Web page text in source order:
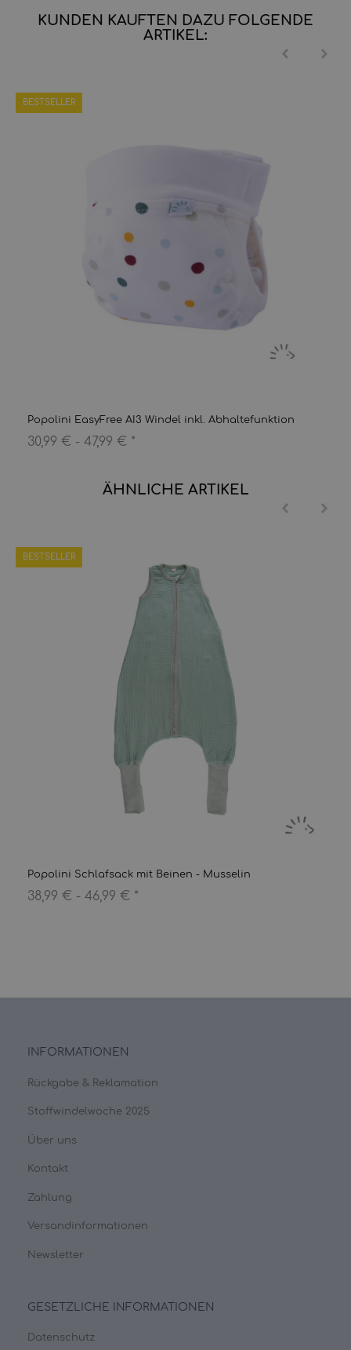
KUNDEN KAUFTEN DAZU FOLGENDE
ARTIKEL:
BESTSELLER
Popolini EasyFree AI3 Windel inkl. Abhaltefunktion
30,99 € - 47,99 € *
ÄHNLICHE ARTIKEL
BESTSELLER
Popolini Schlafsack mit Beinen - Musselin
38,99 € - 46,99 € *
INFORMATIONEN
Rückgabe & Reklamation
Stoffwindelwoche 2025
Über uns
Kontakt
Zahlung
Versandinformationen
Newsletter
GESETZLICHE INFORMATIONEN
Datenschutz